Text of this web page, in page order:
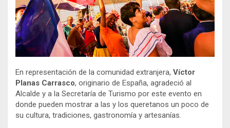
En representación de la comunidad extranjera, Víctor
Planas Carrasco, originario de España, agradeció al
Alcalde y a la Secretaría de Turismo por este evento en
donde pueden mostrar a las y los queretanos un poco de
su cultura, tradiciones, gastronomía y artesanías.